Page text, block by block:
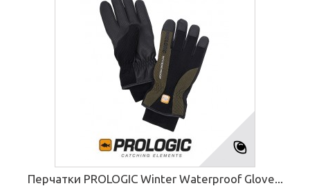
Перчатки PROLOGIC Winter Waterproof Glove...